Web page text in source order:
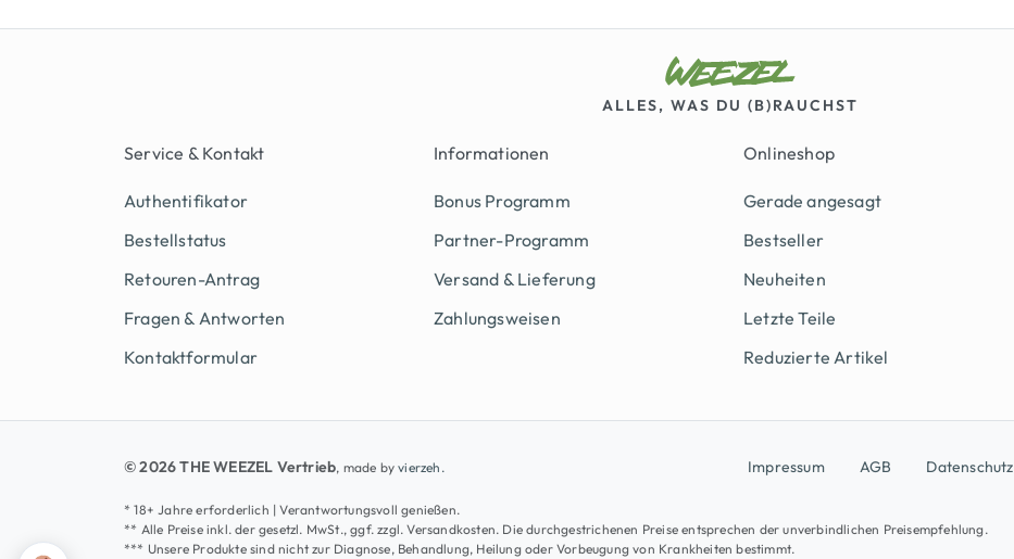
ALLES, WAS DU (B)RAUCHST
Service & Kontakt
Authentifikator
Bestellstatus
Retouren-Antrag
Fragen & Antworten
Kontaktformular
Informationen
Bonus Programm
Partner-Programm
Versand & Lieferung
Zahlungsweisen
Onlineshop
Gerade angesagt
Bestseller
Neuheiten
Letzte Teile
Reduzierte Artikel
© 2026 THE WEEZEL Vertrieb, made byvierzeh. Impressum AGB Datenschutz
* 18+ Jahre erforderlich | Verantwortungsvoll genießen.
** Alle Preise inkl. der gesetzl. MwSt., ggf. zzgl. Versandkosten. Die durchgestrichenen Preise entsprechen der unverbindlichen Preisempfehlung.
*** Unsere Produkte sind nicht zur Diagnose, Behandlung, Heilung oder Vorbeugung von Krankheiten bestimmt.